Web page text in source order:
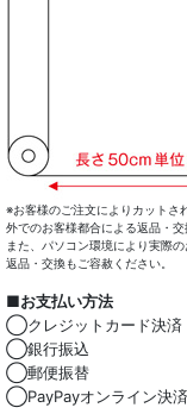
※お客様のご注文によりカットさ
外でのお客様都合による返品・
また、パソコン環境により実際
返品・交換もご容赦ください。
■お支払い方法
◯クレジットカード決済
◯銀行振込
◯郵便振替
◯PayPayオンライン決済